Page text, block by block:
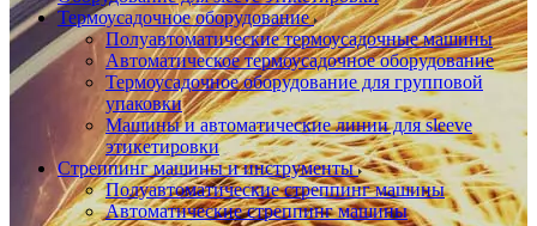
Термоусадочное оборудование
Полуавтоматические термоусадочные машины
Автоматическое термоусадочное оборудование
Термоусадочное оборудование для групповой
упаковки
Машины и автоматические линии для sleeve
этикетировки
Стреппинг машины и инструменты
Полуавтоматические стреппинг машины
Автоматические стреппинг машины